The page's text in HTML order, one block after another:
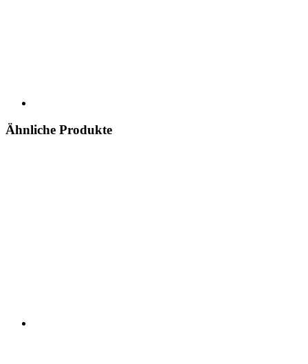
Ähnliche Produkte